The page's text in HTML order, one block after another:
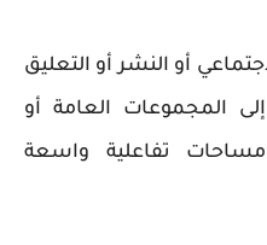
أو النشر أو التعليق
المجموعات العامة أو
مساحات تفاعلية واسعة